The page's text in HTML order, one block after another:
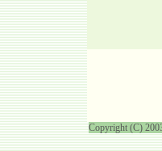
Copyright (C)